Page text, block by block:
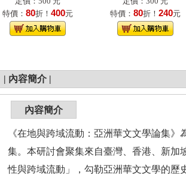
特價： 80折！ 400元
特價： 80折！ 240元
| 內容簡介 |
內容簡介
《在地與跨域流動：亞洲華文文學論集
集。本研討會聚集來自臺灣、香港、新加
性與跨域流動」，勾勒亞洲華文文學的歷